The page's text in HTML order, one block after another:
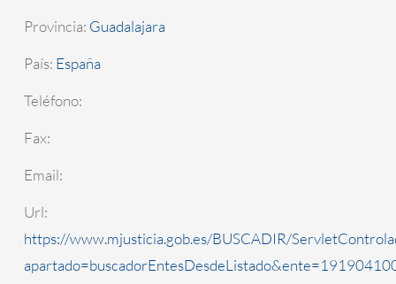
Provincia: Guadalajara
País: España
Teléfono:
Fax:
Email:
Url:
https://www.mjusticia.gob.es/BUSCADIR/